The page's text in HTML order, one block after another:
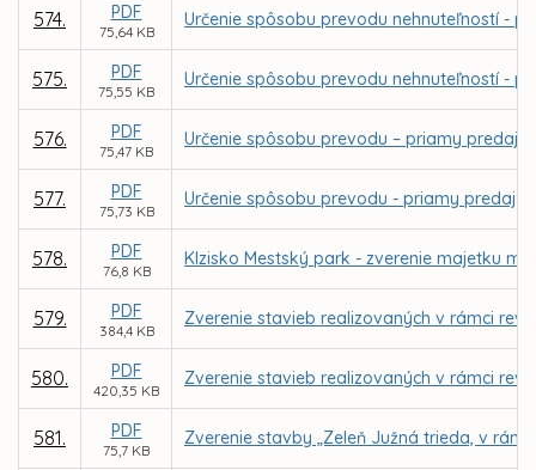
574. PDF
75,64 KB
Určenie spôsobu prevodu nehnuteľností -
575. PDF
75,55 KB
Určenie spôsobu prevodu nehnuteľností -
576. PDF
75,47 KB
Určenie spôsobu prevodu – priamy predaj
577. PDF
75,73 KB
Určenie spôsobu prevodu - priamy predaj
578. PDF
76,8 KB
Klzisko Mestský park - zverenie majetku
579. PDF
384,4 KB
Zverenie stavieb realizovaných v rámci
580. PDF
420,35 KB
Zverenie stavieb realizovaných v rámci
581. PDF
75,7 KB
Zverenie stavby „Zeleň Južná trieda, v